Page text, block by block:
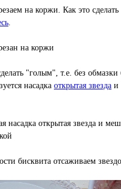
на коржи. Как это
.
"голым", т.е. без
насадка открытая звезда и
бисквита отсаживаем